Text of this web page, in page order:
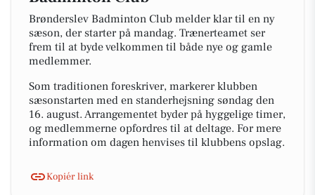
Brønderslev Badminton Club melder klar til en ny
sæson, der starter på mandag. Trænerteamet ser
frem til at byde velkommen til både nye og gamle
medlemmer.
Som traditionen foreskriver, markerer klubben
sæsonstarten med en standerhejsning søndag den
16. august. Arrangementet byder på hyggelige timer,
og medlemmerne opfordres til at deltage. For mere
information om dagen henvises til klubbens opslag.
Kopiér link